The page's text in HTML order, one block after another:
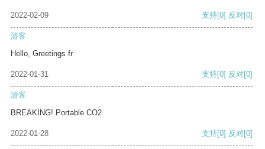
2022-02-09 支持[0] 反对[0]
游客
Hello, Greetings fr
2022-01-31 支持[0] 反对[0]
游客
BREAKING! Portable CO2
2022-01-28 支持[0] 反对[0]